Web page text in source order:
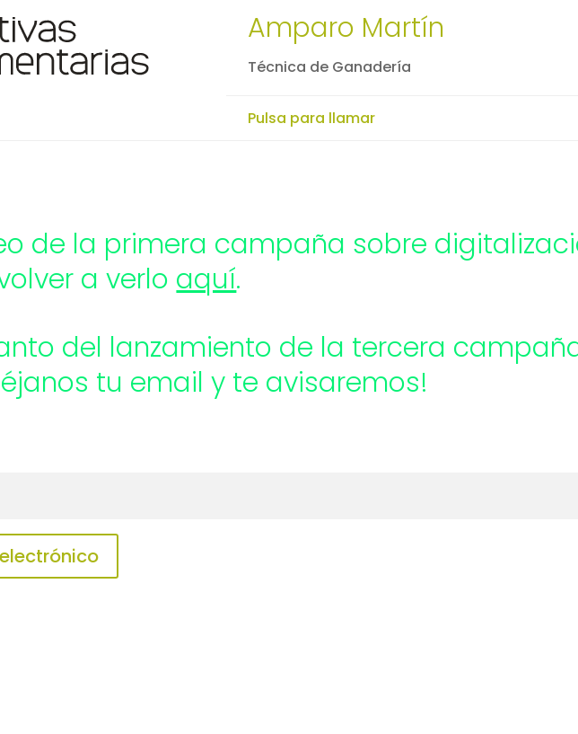
Amparo Martín
Técnica de Ganadería
Pulsa para llamar
de la primera campaña sobre
a verloaquí.
del lanzamiento de la tercera
tu email y te avisaremos!